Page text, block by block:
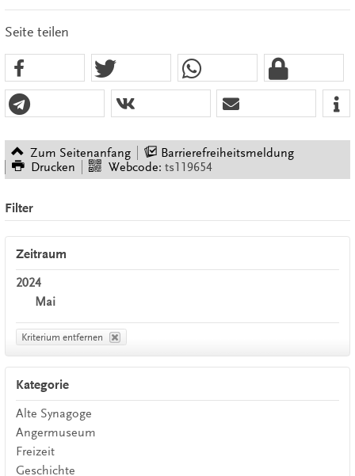
Seite teilen
Zum Seitenanfang
Barrierefreiheitsmeldung
Drucken
Webcode: ts119654
Filter
Zeitraum
2024
Mai
Kriterium entfernen
Kategorie
Alte Synagoge
Angermuseum
Freizeit
Geschichte